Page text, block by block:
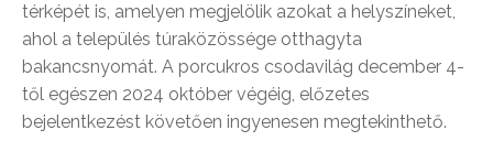
térképét is, amelyen megjelölik azokat a helyszíneket,
ahol a település túraközössége otthagyta
bakancsnyomát. A porcukros csodavilág december 4-
től egészen 2024 október végéig, előzetes
bejelentkezést követően ingyenesen megtekinthető.